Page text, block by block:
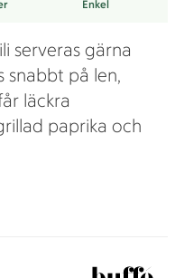
Enkel
serveras gärna
snabbt på len,
läckra
paprika och